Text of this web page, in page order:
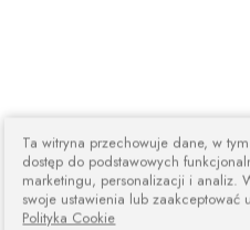
Ta witryna przechowuje dane, w
dostęp do podstawowych
marketingu, personalizacji i analiz.
swoje ustawienia lub zaakceptować
Polityka Cookie